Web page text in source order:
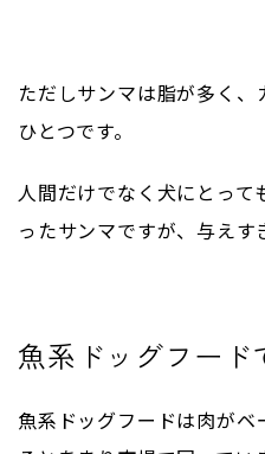
ただしサンマは脂が多く
ひとつです。
人間だけでなく犬にとって
ったサンマですが、与えす
魚系ドッグフード
魚系ドッグフードは肉が